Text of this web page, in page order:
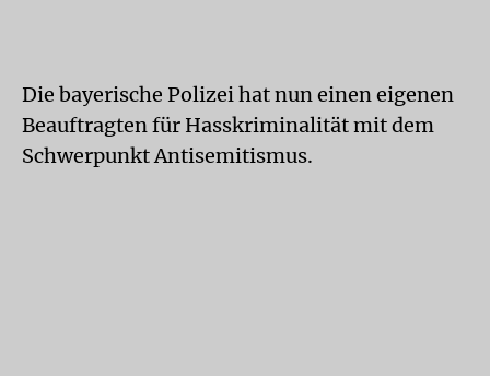
Die bayerische Polizei hat nun einen eigenen
Beauftragten für Hasskriminalität mit dem
Schwerpunkt Antisemitismus.